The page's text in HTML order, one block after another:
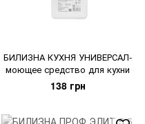
БИЛИЗНА КУХНЯ УНИВЕРСАЛ-
моющее средство для кухни
138 грн